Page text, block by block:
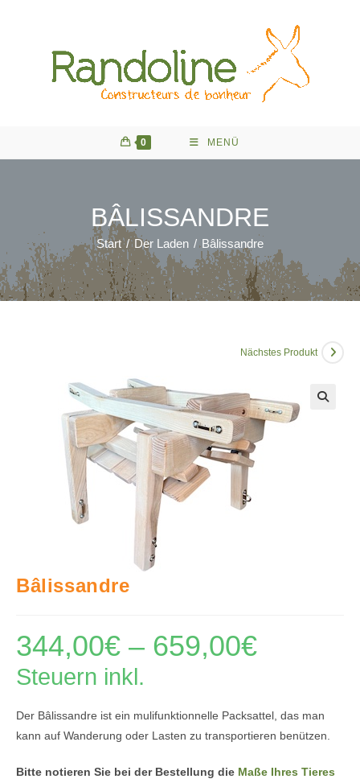
0 MENÜ
BÂLISSANDRE
Start / Der Laden / Bâlissandre
Nächstes Produkt
Bâlissandre
344,00€ – 659,00€
Steuern inkl.
Der Bâlissandre ist ein mulifunktionnelle Packsattel, das man
kann auf Wanderung oder Lasten zu transportieren benützen.
Bitte notieren Sie bei der Bestellung die Maße Ihres Tieres